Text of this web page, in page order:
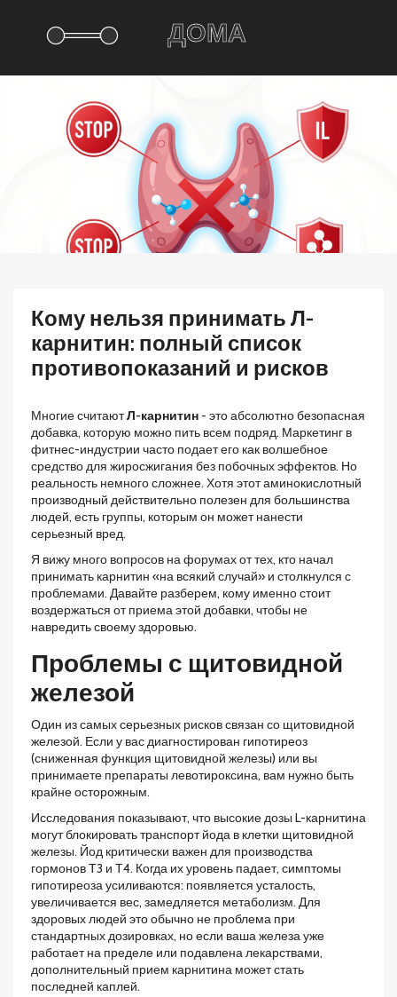
Кому нельзя принимать Л-
карнитин: полный список
противопоказаний и рисков
Многие считаютЛ-карнитин - это абсолютно безопасная
добавка, которую можно пить всем подряд. Маркетинг в
фитнес-индустрии часто подает его как волшебное
средство для жиросжигания без побочных эффектов. Но
реальность немного сложнее. Хотя этот аминокислотный
производный действительно полезен для большинства
людей, есть группы, которым он может нанести
серьезный вред.
Я вижу много вопросов на форумах от тех, кто начал
принимать карнитин «на всякий случай» и столкнулся с
проблемами. Давайте разберем, кому именно стоит
воздержаться от приема этой добавки, чтобы не
навредить своему здоровью.
Проблемы с щитовидной
железой
Один из самых серьезных рисков связан со щитовидной
железой. Если у вас диагностирован гипотиреоз
(сниженная функция щитовидной железы) или вы
принимаете препараты левотироксина, вам нужно быть
крайне осторожным.
Исследования показывают, что высокие дозы L-карнитина
могут блокировать транспорт йода в клетки щитовидной
железы. Йод критически важен для производства
гормонов Т3 и Т4. Когда их уровень падает, симптомы
гипотиреоза усиливаются: появляется усталость,
увеличивается вес, замедляется метаболизм. Для
здоровых людей это обычно не проблема при
стандартных дозировках, но если ваша железа уже
работает на пределе или подавлена лекарствами,
дополнительный прием карнитина может стать
последней каплей.